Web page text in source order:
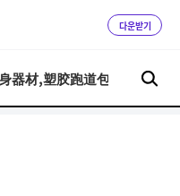
다운받기